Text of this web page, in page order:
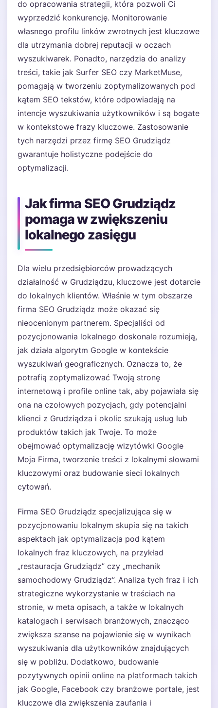
do opracowania strategii, która pozwoli Ci
wyprzedzić konkurencję. Monitorowanie
własnego profilu linków zwrotnych jest kluczowe
dla utrzymania dobrej reputacji w oczach
wyszukiwarek. Ponadto, narzędzia do analizy
treści, takie jak Surfer SEO czy MarketMuse,
pomagają w tworzeniu zoptymalizowanych pod
kątem SEO tekstów, które odpowiadają na
intencje wyszukiwania użytkowników i są bogate
w kontekstowe frazy kluczowe. Zastosowanie
tych narzędzi przez firmę SEO Grudziądz
gwarantuje holistyczne podejście do
optymalizacji.
Jak firma SEO Grudziądz
pomaga w zwiększeniu
lokalnego zasięgu
Dla wielu przedsiębiorców prowadzących
działalność w Grudziądzu, kluczowe jest dotarcie
do lokalnych klientów. Właśnie w tym obszarze
firma SEO Grudziądz może okazać się
nieocenionym partnerem. Specjaliści od
pozycjonowania lokalnego doskonale rozumieją,
jak działa algorytm Google w kontekście
wyszukiwań geograficznych. Oznacza to, że
potrafią zoptymalizować Twoją stronę
internetową i profile online tak, aby pojawiała się
ona na czołowych pozycjach, gdy potencjalni
klienci z Grudziądza i okolic szukają usług lub
produktów takich jak Twoje. To może
obejmować optymalizację wizytówki Google
Moja Firma, tworzenie treści z lokalnymi słowami
kluczowymi oraz budowanie sieci lokalnych
cytowań.
Firma SEO Grudziądz specjalizująca się w
pozycjonowaniu lokalnym skupia się na takich
aspektach jak optymalizacja pod kątem
lokalnych fraz kluczowych, na przykład
„restauracja Grudziądz” czy „mechanik
samochodowy Grudziądz”. Analiza tych fraz i ich
strategiczne wykorzystanie w treściach na
stronie, w meta opisach, a także w lokalnych
katalogach i serwisach branżowych, znacząco
zwiększa szanse na pojawienie się w wynikach
wyszukiwania dla użytkowników znajdujących
się w pobliżu. Dodatkowo, budowanie
pozytywnych opinii online na platformach takich
jak Google, Facebook czy branżowe portale, jest
kluczowe dla zwiększenia zaufania i